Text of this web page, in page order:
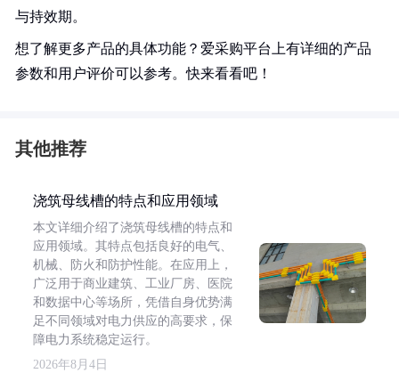
与持效期。
想了解更多产品的具体功能？爱采购平台上有详细的产品
参数和用户评价可以参考。快来看看吧！
其他推荐
浇筑母线槽的特点和应用领域
本文详细介绍了浇筑母线槽的特点和
应用领域。其特点包括良好的电气、
机械、防火和防护性能。在应用上，
广泛用于商业建筑、工业厂房、医院
和数据中心等场所，凭借自身优势满
足不同领域对电力供应的高要求，保
障电力系统稳定运行。
2026年8月4日